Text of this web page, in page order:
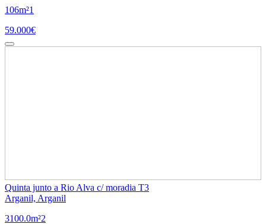
106m²1
59.000€
Quinta junto a Rio Alva c/ moradia T3
Arganil, Arganil
3100.0m²2